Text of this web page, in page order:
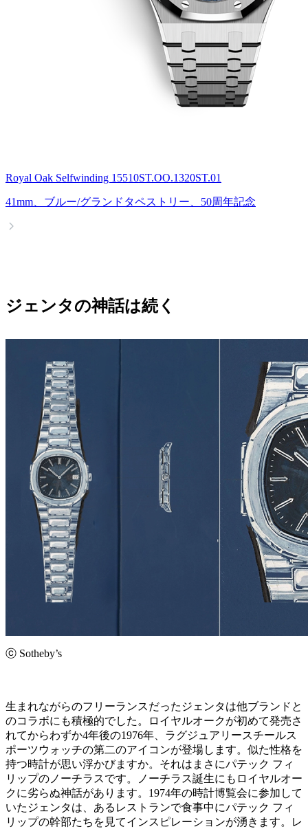
Royal Oak Selfwinding 15510ST.OO.1320ST.01
41mm、ブルー/グランドタペストリー、50周年記念
ジェンタの神話は続く
ⓒ Sotheby’s
生まれながらのフリーランスだったジェンタは他ブランドと
のコラボにも積極的でした。ロイヤルオークが初めて発売さ
れてからわずか4年後の1976年、ラグジュアリースチールス
ポーツウォッチの第二のアイコンが登場します。似た性格を
持つ時計が思い浮かびますか。それはまさにパテック フィ
リップのノーチラスです。ノーチラス誕生にもロイヤルオー
クに劣らぬ神話があります。1974年の時計博覧会に参加して
いたジェンタは、あるレストランで食事中にパテック フィ
リップの幹部たちを見てインスピレーションが湧きます。レ